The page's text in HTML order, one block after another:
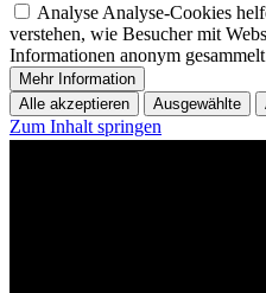
Analyse Analyse-Cookies
verstehen, wie Besucher mit
Informationen anonym
Mehr Information
Alle akzeptieren
Ausgewählte
Zum Inhalt springen